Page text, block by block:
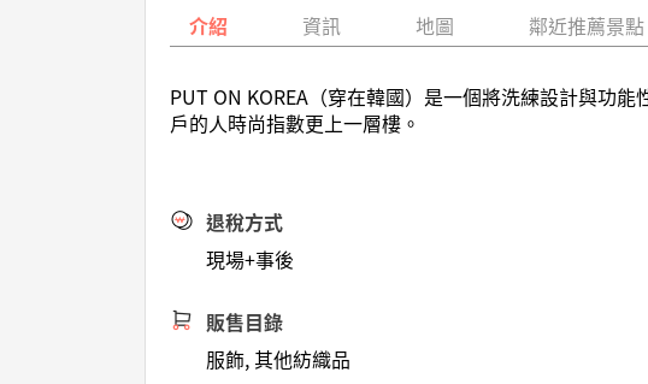
介紹 資訊 地圖 鄰近推薦景點
PUT ON KOREA（穿在韓國）是一個將洗練設計與功
戶的人時尚指數更上一層樓。
退稅方式
現場+事後
販售目錄
服飾, 其他紡織品